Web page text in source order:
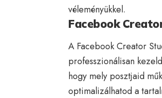
véleményükkel.
Facebook
A Facebook Creator
professzionálisan
hogy mely posztjaid
optimalizálhatod a